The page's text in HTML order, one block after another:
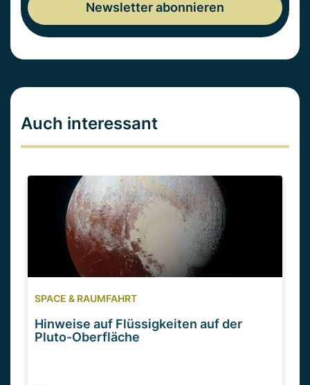
Auch interessant
SPACE & RAUMFAHRT
Hinweise auf Flüssigkeiten auf der
Pluto-Oberfläche